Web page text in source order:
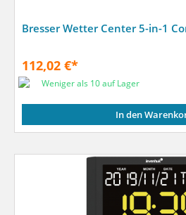
Bresser Wetter Center 5-in-1
112,02 €*
Weniger als 10 auf Lager
In den